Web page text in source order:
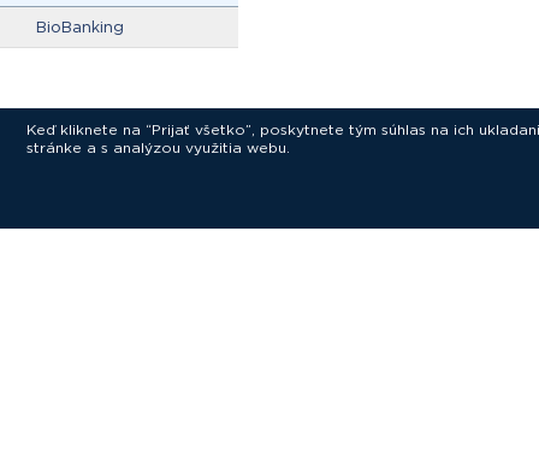
BioBanking
Keď kliknete na “Prijať všetko”, poskytnete tým súhlas na ich
stránke a s analýzou využitia webu.